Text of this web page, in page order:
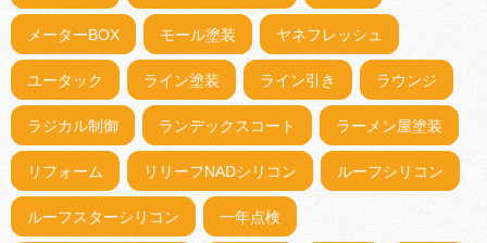
メーターBOX モール塗装 ヤネフレッシュ
ユータック ライン塗装 ライン引き ラウンジ
ラジカル制御 ランデックスコート ラーメン屋塗装
リフォーム リリーフNADシリコン ルーフシリコン
ルーフスターシリコン 一年点検